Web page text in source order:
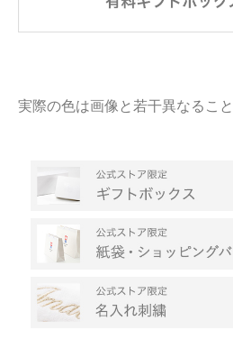
実際の色は画像と若干異なるこ